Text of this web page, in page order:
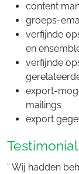
content
groeps-
verfijnde
en
verfijnde
export-
mailings
export
Testimonial
“ Wij hadden